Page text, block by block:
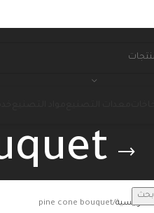
بحث
الرئيسية pine cone bouquet